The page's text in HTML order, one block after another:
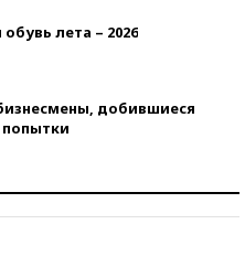
лета – 2026
добившиеся
попытки